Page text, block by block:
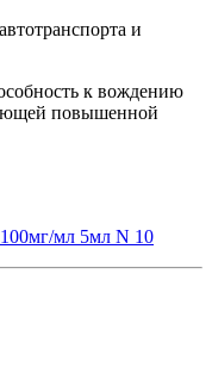
и
к вождению
повышенной
мл 5мл N 10